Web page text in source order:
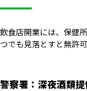
飲食店開業には、保健
つでも見落とすと無許
警察署：深夜酒類